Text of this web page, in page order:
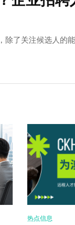
除了关注候选人的
热点信息